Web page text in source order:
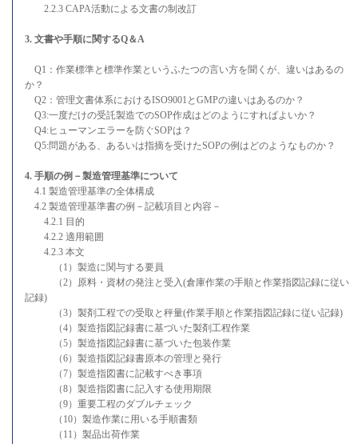
2.2.3 CAPA活動による文書の制改訂
3. 文書や手順に関するQ＆A
Q1：作業標準と標準作業というふたつの言い方を聞くが、違いはあるの
か？
Q2：管理文書体系におけるISO9001とGMPの違いはあるのか？
Q3:一度だけの受託製造でのSOP作成はどのようにすればよいか？
Q4:ヒューマンエラーを防ぐSOPは？
Q5:問題がある、あるいは指摘を受けたSOPの例はどのようなものか？
4. 手順の例－製造管理基準について
4.1 製造管理基準の全体構成
4.2 製造管理基準書の例－記載項目と内容－
4.2.1 目的
4.2.2 適用範囲
4.2.3 本文
（1）製造に関与する要員
（2）原料・資材の発注と受入(倉庫作業の手順と作業指図記録に従い
記録)
（3）製剤工程での受取と秤量(作業手順と作業指図記録に従い記録)
（4）製造指図記録書に基づいた製剤工程作業
（5）製造指図記録書に基づいた包装作業
（6）製造指図記録書原本の管理と発行
（7）製造指図書に記載すべき事項
（8）製造指図書に記入する使用期限
（9）重要工程のダブルチェック
（10）製造作業に用いる手順書類
（11）製品出荷作業